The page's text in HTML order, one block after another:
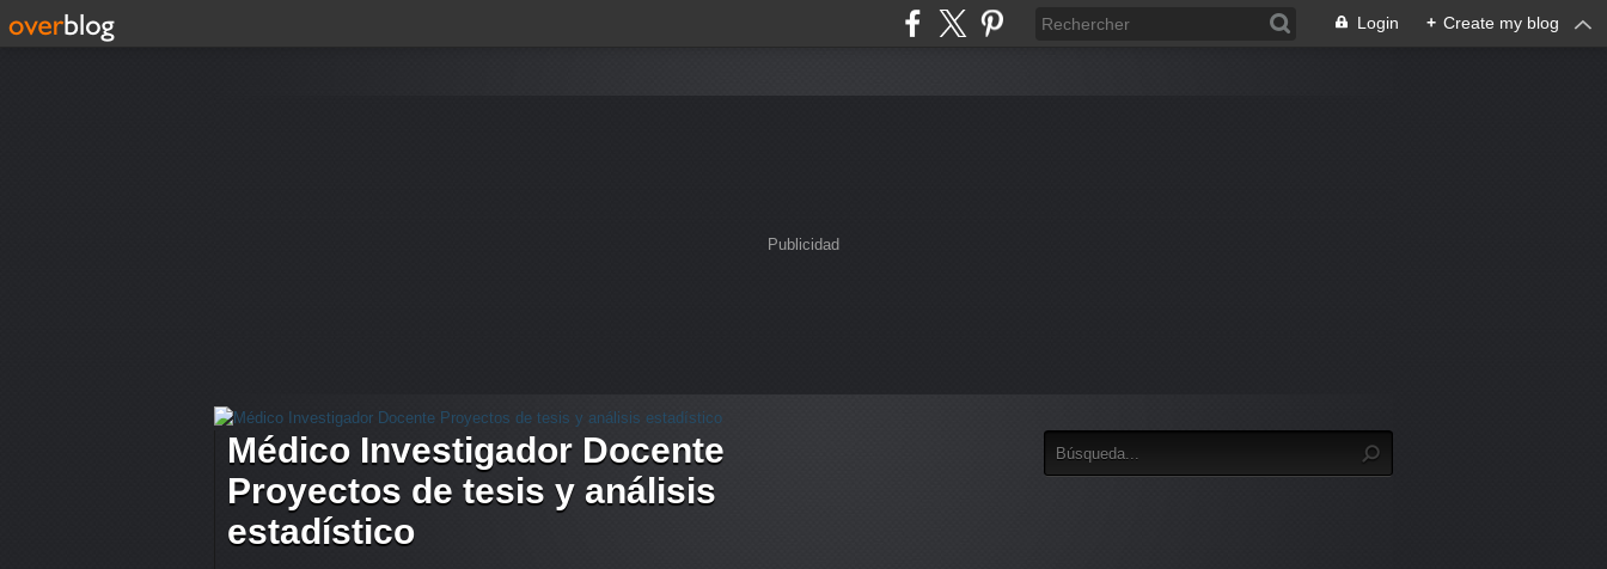
Login + Create my blog
Publicidad
Médico Investigador Docente
Proyectos de tesis y análisis
estadístico